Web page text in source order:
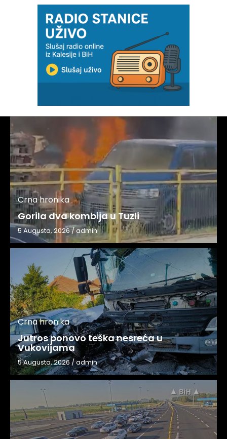
Crna hronika
Gorila dva kombija u Tuzli
5 Augusta, 2026/admin
Crna hronika
Jutros ponovo teška nesreća u
Vukovijama
5 Augusta, 2026/admin